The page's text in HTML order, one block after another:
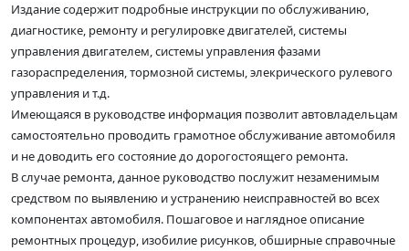
Издание содержит подробные инструкции по обслуживанию,
диагностике, ремонту и регулировке двигателей, системы
управления двигателем, системы управления фазами
газораспределения, тормозной системы, элекрического рулевого
управления и т.д.
Имеющаяся в руководстве информация позволит автовладельцам
самостоятельно проводить грамотное обслуживание автомобиля
и не доводить его состояние до дорогостоящего ремонта.
В случае ремонта, данное руководство послужит незаменимым
средством по выявлению и устранению неисправностей во всех
компонентах автомобиля. Пошаговое и наглядное описание
ремонтных процедур, изобилие рисунков, обширные справочные